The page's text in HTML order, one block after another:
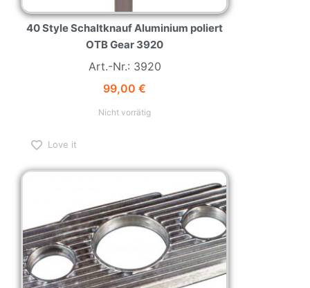
40 Style Schaltknauf Aluminium poliert
OTB Gear 3920
Art.-Nr.: 3920
99,00 €
Nicht vorrätig
Love it